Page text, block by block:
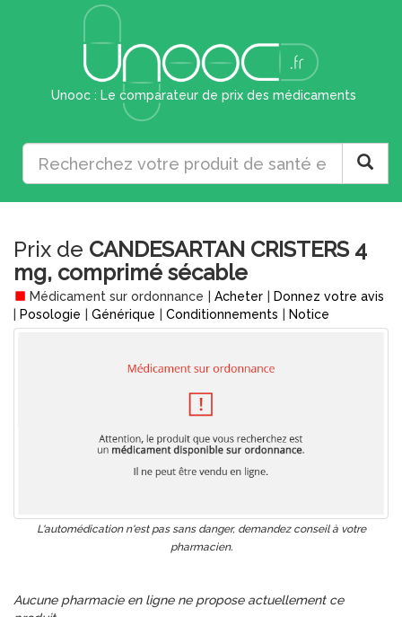
Unooc : Le comparateur de prix des médicaments
Prix de CANDESARTAN CRISTERS 4
mg, comprimé sécable
Médicament sur ordonnance Acheter
Donnez votre avis
Posologie Générique Conditionnements Notice
L'automédication n'est pas sans danger, demandez conseil à votre
pharmacien.
Aucune pharmacie en ligne ne propose actuellement ce